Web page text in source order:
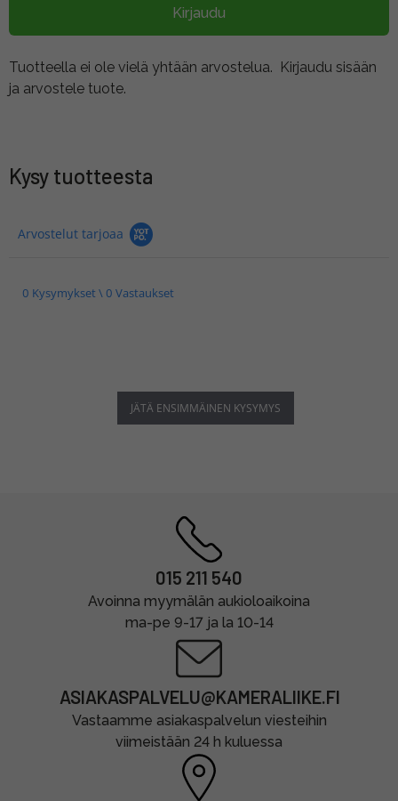
Kirjaudu
Tuotteella ei ole vielä yhtään arvostelua. Kirjaudu sisään
ja arvostele tuote.
Kysy tuotteesta
Arvostelut tarjoaa
0 Kysymykset \ 0 Vastaukset
JÄTÄ ENSIMMÄINEN KYSYMYS
015 211 540
Avoinna myymälän aukioloaikoina
ma-pe 9-17 ja la 10-14
ASIAKASPALVELU@KAMERALIIKE.FI
Vastaamme asiakaspalvelun viesteihin
viimeistään 24 h kuluessa